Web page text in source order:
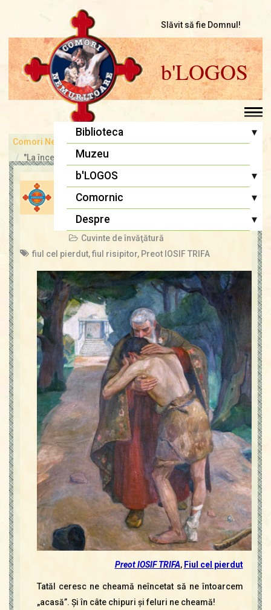
Slăvit să fie Domnul!
b'LOGOS
Biblioteca ▾
Fr. Ioan Marini
Muzeu
b'LOGOS
▾
Lupta cea bună
Multimedia
Comornic ▾
Biblia Ortodoxă
Psaltirea
Rugăciuni
Icoane
Mărgăritare
Calendar
Glosar
Repere
Despre ▾
Termeni și Condiții
Condiții de Colaborare
Contact
Comori Nemuritoare
bLOGOS
"La început a fost Cuvântul..."
Tatăl te cheamă… Vino acasă,
suflet pierdut!…
admin
Cuvinte de învăţătură
fiul cel pierdut,fiul risipitor, Preot IOSIF TRIFA
Preot IOSIF TRIFA, Fiul cel pierdut
Tatăl ceresc ne cheamă neîncetat să ne întoarcem
„acasă”. Şi în câte chipuri şi feluri ne cheamă!